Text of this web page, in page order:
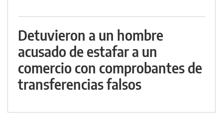
Detuvieron a un hombre
acusado de estafar a un
comercio con comprobantes de
transferencias falsos